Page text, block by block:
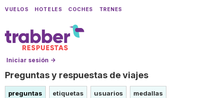
VUELOS HOTELES COCHES TRENES
Iniciar sesión →
Preguntas y respuestas de viajes
preguntas etiquetas usuarios medallas